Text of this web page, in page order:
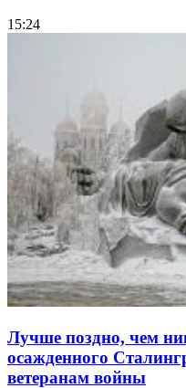
15:24
Лучше поздно, чем
осажденного
ветеранам войны